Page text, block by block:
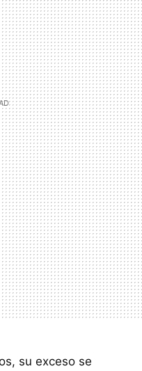
su exceso se